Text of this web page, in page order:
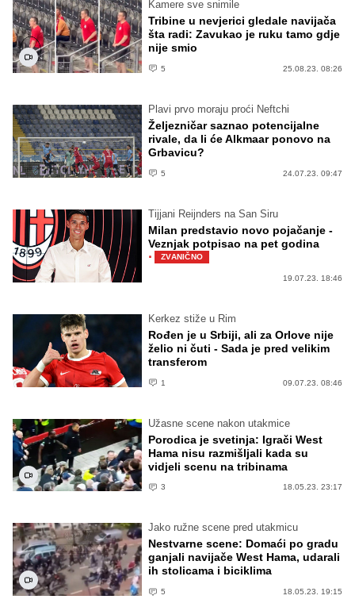
Kamere sve snimile
Tribine u nevjerici gledale navijača
šta radi: Zavukao je ruku tamo gdje
nije smio
5 25.08.23. 08:26
Plavi prvo moraju proći Neftchi
Željezničar saznao potencijalne
rivale, da li će Alkmaar ponovo na
Grbavicu?
5 24.07.23. 09:47
Tijjani Reijnders na San Siru
Milan predstavio novo pojačanje -
Veznjak potpisao na pet godina
· ZVANIČNO
19.07.23. 18:46
Kerkez stiže u Rim
Rođen je u Srbiji, ali za Orlove nije
želio ni čuti - Sada je pred velikim
transferom
1 09.07.23. 08:46
Užasne scene nakon utakmice
Porodica je svetinja: Igrači West
Hama nisu razmišljali kada su
vidjeli scenu na tribinama
3 18.05.23. 23:17
Jako ružne scene pred utakmicu
Nestvarne scene: Domaći po gradu
ganjali navijače West Hama, udarali
ih stolicama i biciklima
5 18.05.23. 19:15